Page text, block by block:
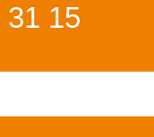
31 15